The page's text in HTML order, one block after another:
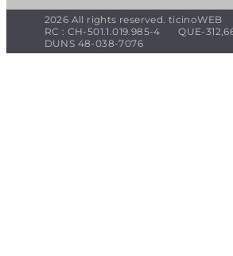
2026 All rights reserved. ticinoWEB
RC : CH-501.1.019.985-4
QUE-
DUNS 48-038-7076